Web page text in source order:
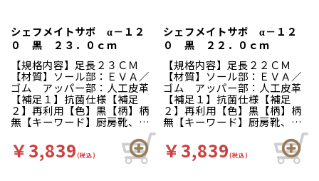
ートします。足幅ゆったり３
Ｅサイズ…つま先部分までゆ
ったりとした３Ｅ設計。かか
とが低いので脱ぎ履きしやす
くなっています。
ートします。足幅ゆったり３
Ｅサイズ…つま先部分までゆ
ったりとした３Ｅ設計。かか
とが低いので脱ぎ履きしやす
くなっています。
シェフメイトサボ α－１２
０ 黒 ２３．０ｃｍ
【規格内容】足長２３ＣＭ
【材質】ソール部：ＥＶＡ／
ゴム アッパー部：人工皮革
【補足１】抗菌仕様【補足
２】再利用【色】黒【柄】柄
無【キーワード】厨房靴、滑
りにくい、工場 カカトが低
く、脱ぎ履きしやすいサボタ
イプ。クッション性が良く、
疲れにくさや滑りにくさはα－
￥3,839(税込)
シェフメイトサボ α－１２
０ 黒 ２２．０ｃｍ
【規格内容】足長２２ＣＭ
【材質】ソール部：ＥＶＡ／
ゴム アッパー部：人工皮革
【補足１】抗菌仕様【補足
２】再利用【色】黒【柄】柄
無【キーワード】厨房靴、滑
りにくい、工場 カカトが低
く、脱ぎ履きしやすいサボタ
イプ。クッション性が良く、
疲れにくさや滑りにくさはα－
￥3,839(税込)